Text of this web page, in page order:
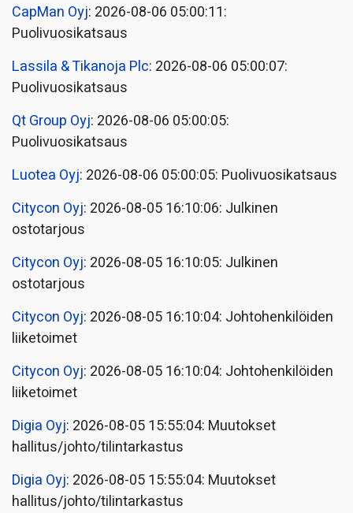
CapMan Oyj: 2026-08-06 05:00:11:
Puolivuosikatsaus
Lassila & Tikanoja Plc: 2026-08-06 05:00:07:
Puolivuosikatsaus
Qt Group Oyj: 2026-08-06 05:00:05:
Puolivuosikatsaus
Luotea Oyj: 2026-08-06 05:00:05: Puolivuosikatsaus
Citycon Oyj: 2026-08-05 16:10:06: Julkinen
ostotarjous
Citycon Oyj: 2026-08-05 16:10:05: Julkinen
ostotarjous
Citycon Oyj: 2026-08-05 16:10:04: Johtohenkilöiden
liiketoimet
Citycon Oyj: 2026-08-05 16:10:04: Johtohenkilöiden
liiketoimet
Digia Oyj: 2026-08-05 15:55:04: Muutokset
hallitus/johto/tilintarkastus
Digia Oyj: 2026-08-05 15:55:04: Muutokset
hallitus/johto/tilintarkastus